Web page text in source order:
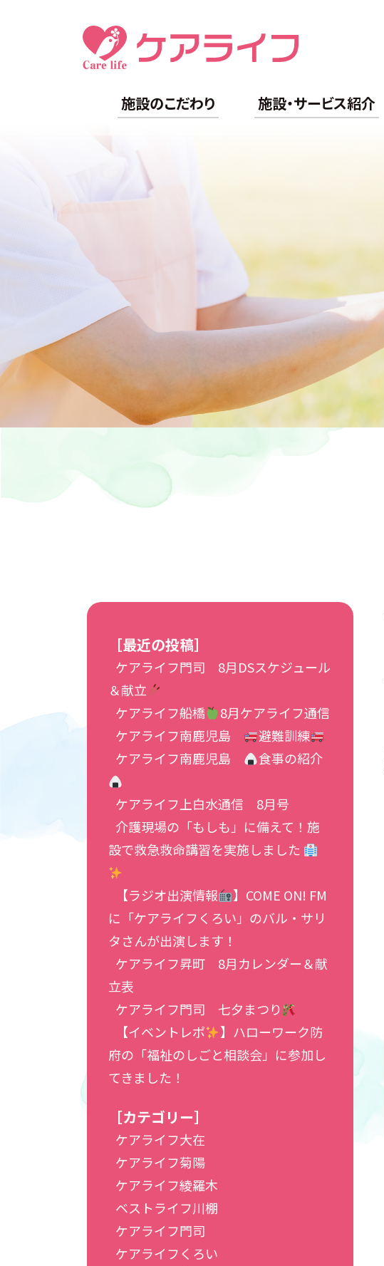
施設のこだわり 施設・サービス紹介
［最近の投稿］
ケアライフ門司 8月DSスケジュール
＆献立
ケアライフ船橋
8月ケアライフ通信
ケアライフ南鹿児島
避難訓練
ケアライフ南鹿児島
食事の紹介
ケアライフ上白水通信 8月号
介護現場の「もしも」に備えて！施
設で救急救命講習を実施しました
【ラジオ出演情報
】COME ON! FM
に「ケアライフくろい」のバル・サリ
タさんが出演します！
ケアライフ昇町 8月カレンダー＆献
立表
ケアライフ門司 七夕まつり
【イベントレポ
】ハローワーク防
府の「福祉のしごと相談会」に参加し
てきました！
［カテゴリー］
ケアライフ大在
ケアライフ菊陽
ケアライフ綾羅木
ベストライフ川棚
ケアライフ門司
ケアライフくろい